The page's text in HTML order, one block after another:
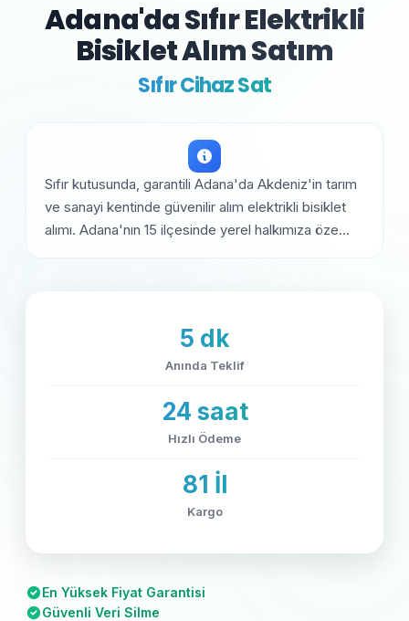
Adana'da Sıfır Elektrikli
Bisiklet Alım Satım
Sıfır Cihaz Sat
Sıfır kutusunda, garantili Adana'da Akdeniz'in tarım
ve sanayi kentinde güvenilir alım elektrikli bisiklet
alımı. Adana'nın 15 ilçesinde yerel halkımıza öze...
5 dk
Anında Teklif
24 saat
Hızlı Ödeme
81 İl
Kargo
En Yüksek Fiyat Garantisi
Güvenli Veri Silme